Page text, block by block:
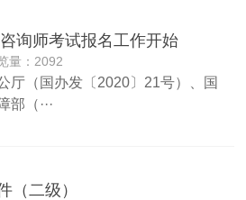
询师考试报名工作开始
量：2092
厅（国办发〔2020〕21号）、国
（···
（二级）